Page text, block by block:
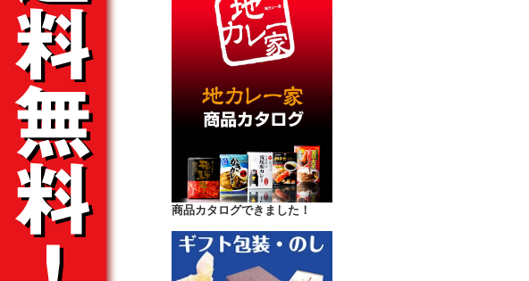
商品カタログできました！